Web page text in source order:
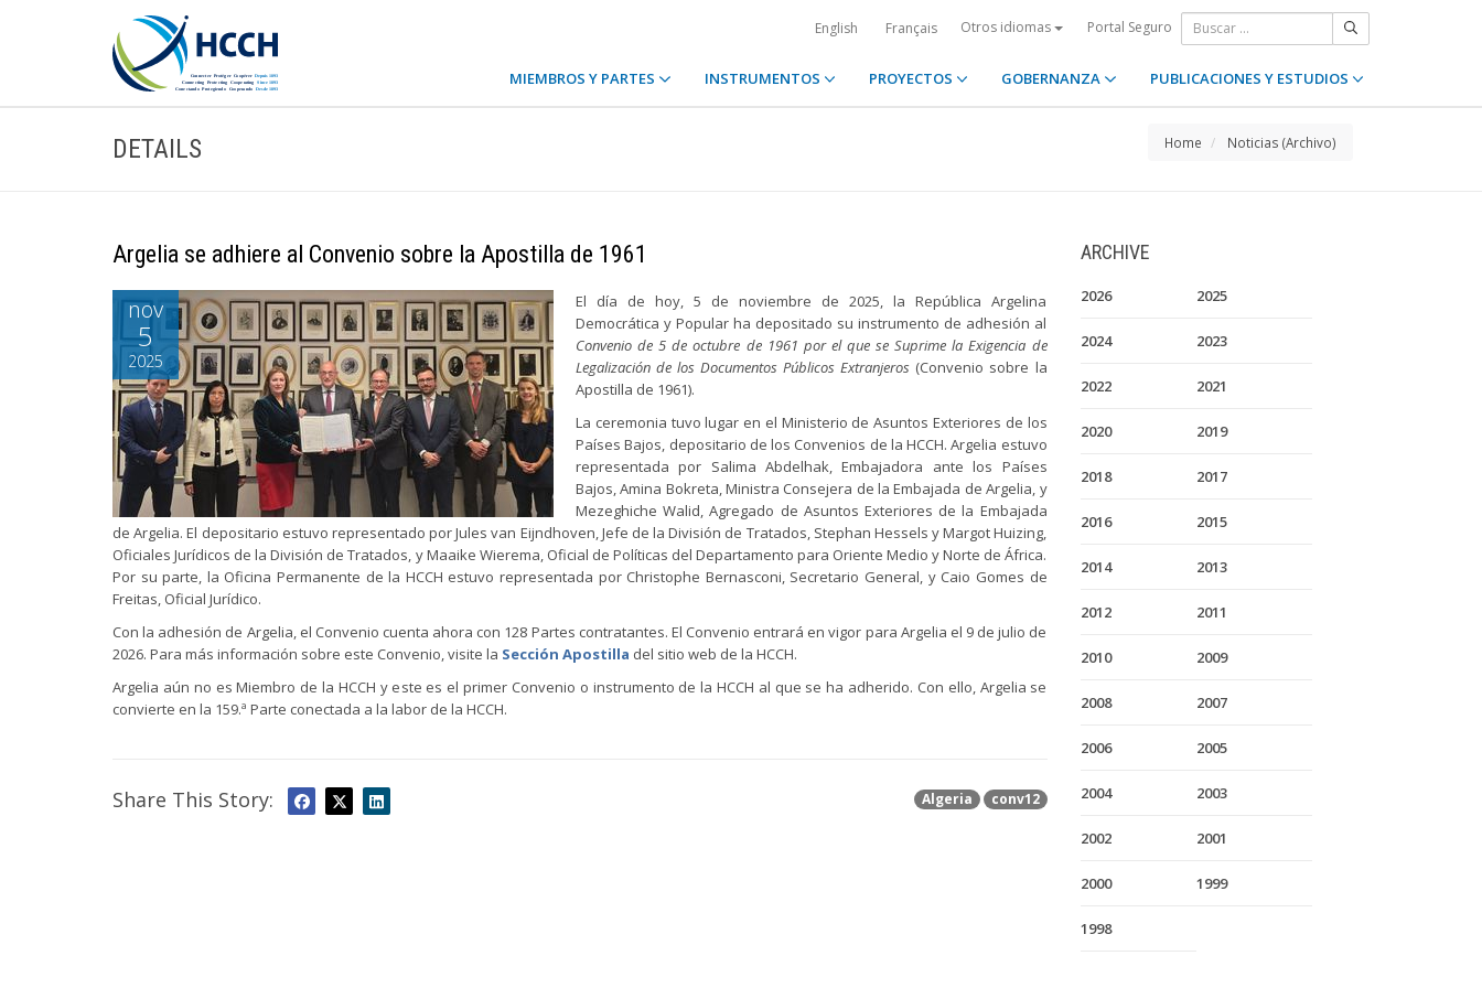
English Français Otros idiomas Portal Seguro
MIEMBROS Y PARTES INSTRUMENTOS PROYECTOS GOBERNANZA PUBLICACIONES Y ESTUDIOS
DETAILS Home Noticias (Archivo)
Argelia se adhiere al Convenio sobre la Apostilla de 1961
nov
5
2025
El día de hoy, 5 de noviembre de 2025, la República Argelina
Democrática y Popular ha depositado su instrumento de adhesión al
Convenio de 5 de octubre de 1961 por el que se Suprime la Exigencia de
Legalización de los Documentos Públicos Extranjeros (Convenio sobre la
Apostilla de 1961).
La ceremonia tuvo lugar en el Ministerio de Asuntos Exteriores de los
Países Bajos, depositario de los Convenios de la HCCH. Argelia estuvo
representada por Salima Abdelhak, Embajadora ante los Países
Bajos, Amina Bokreta, Ministra Consejera de la Embajada de Argelia, y
Mezeghiche Walid, Agregado de Asuntos Exteriores de la Embajada
de Argelia. El depositario estuvo representado por Jules van Eijndhoven, Jefe de la División de Tratados, Stephan Hessels y Margot Huizing,
Oficiales Jurídicos de la División de Tratados, y Maaike Wierema, Oficial de Políticas del Departamento para Oriente Medio y Norte de África.
Por su parte, la Oficina Permanente de la HCCH estuvo representada por Christophe Bernasconi, Secretario General, y Caio Gomes de
Freitas, Oficial Jurídico.
Con la adhesión de Argelia, el Convenio cuenta ahora con 128 Partes contratantes. El Convenio entrará en vigor para Argelia el 9 de julio de
2026. Para más información sobre este Convenio, visite la Sección Apostilla del sitio web de la HCCH.
Argelia aún no es Miembro de la HCCH y este es el primer Convenio o instrumento de la HCCH al que se ha adherido. Con ello, Argelia se
convierte en la 159.ª Parte conectada a la labor de la HCCH.
Algeria conv12
Share This Story:
ARCHIVE
2026 2025
2024 2023
2022 2021
2020 2019
2018 2017
2016 2015
2014 2013
2012 2011
2010 2009
2008 2007
2006 2005
2004 2003
2002 2001
2000 1999
1998